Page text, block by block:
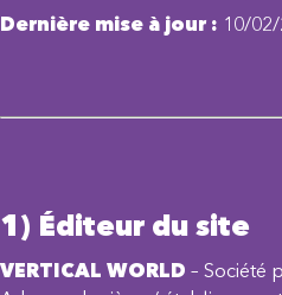
Dernière mise à jour : 10/
1) Éditeur du site
VERTICAL WORLD – Société